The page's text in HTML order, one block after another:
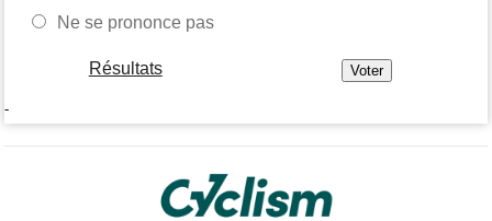
Ne se prononce pas
Résultats
-